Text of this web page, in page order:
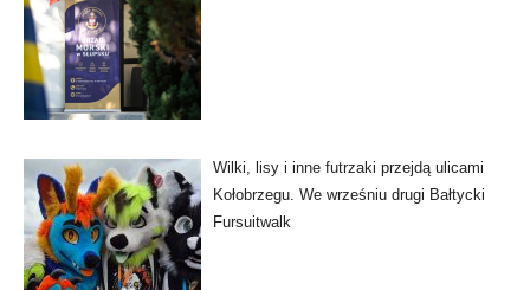
Wilki, lisy i inne futrzaki przejdą ulicami
Kołobrzegu. We wrześniu drugi Bałtycki
Fursuitwalk